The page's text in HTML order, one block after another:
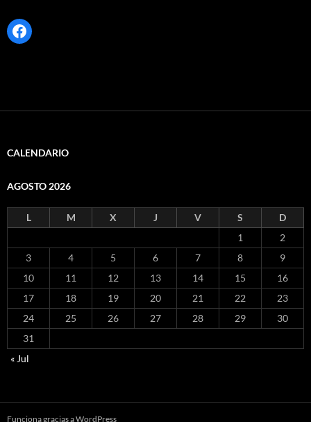
Facebook
CALENDARIO
AGOSTO 2026
L M X J V S
D
1
2
3
4 5 6 7 8
9
10
11 12 13 14 15
16
17
18 19 20 21 22
23
24
25 26 27 28 29
30
31
« Jul
Funciona gracias a WordPress